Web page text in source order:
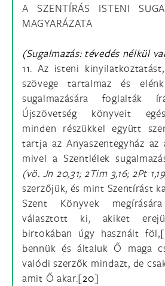
A SZENTÍRÁS ISTENI
MAGYARÁZATA
(Sugalmazás: tévedés nélkül
11. Az isteni
szövege tartalmaz és
sugalmazására
Újszövetség könyveit
minden részükkel együtt
tartja az Anyaszentegyház
mivel a Szentlélek
(vö. Jn 20,31; 2Tim 3,16; 2Pt
szerzőjük, és mint Szentírást
Szent Könyvek
választott ki, akiket
birtokában úgy használt föl,
bennük és általuk Ő maga
valódi szerzők mindazt, de
amit Ő akar.[20]